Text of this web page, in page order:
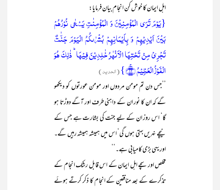
اہل ایمان کا خوش کن انجام بیان فرمایا:
{یَوۡمَ تَرَی الۡمُؤۡمِنِیۡنَ وَ الۡمُؤۡمِنٰتِ یَسۡعٰی نُوۡرُہُمۡ
بَیۡنَ اَیۡدِیۡہِمۡ وَ بِاَیۡمَانِہِمۡ بُشۡرٰىکُمُ الۡیَوۡمَ جَنّٰتٌ
تَجۡرِیۡ مِنۡ تَحۡتِہَا الۡاَنۡہٰرُ خٰلِدِیۡنَ فِیۡہَا ؕ ذٰلِکَ ہُوَ
الۡفَوۡزُ الۡعَظِیۡمُ ﴿ۚ۱۲﴾}
(الحدید)
’’جس دن تم مومن مردوں اور مومن عورتوں کو دیکھو
گے کہ ان کا نور ان کے داہنی طرف اور آگے دوڑتا ہو
گا‘ اس روز ان کے لیے جنت کی بشارت ہے جس کے
نیچے نہریں بہتی ہوں گی‘ اس میں ہمیشہ ہمیشہ رہیں گے۔
اور یہی بڑی کامیابی ہے۔‘‘
مخلص اور سچے اہل ایمان کے اس قابل رشک انجام کے
تذکرے کے بعد منافقین کے انجام کا ذکر کرتے ہوئے